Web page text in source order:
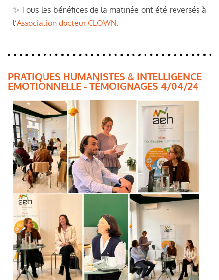
✨ Tous les bénéfices de la matinée ont été reversés à
l’Association docteur CLOWN.
PRATIQUES HUMANISTES & INTELLIGENCE
EMOTIONNELLE - TÉMOIGNAGES 4/04/24